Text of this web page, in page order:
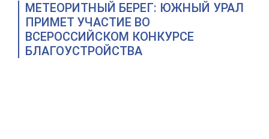
МЕТЕОРИТНЫЙ БЕРЕГ: ЮЖНЫЙ УРАЛ
ПРИМЕТ УЧАСТИЕ ВО
ВСЕРОССИЙСКОМ КОНКУРСЕ
БЛАГОУСТРОЙСТВА